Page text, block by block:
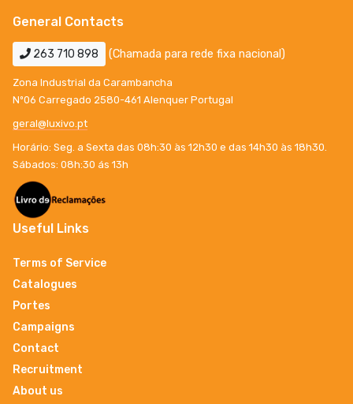
General Contacts
263 710 898 (Chamada para rede fixa nacional)
Zona Industrial da Carambancha
Nº06 Carregado 2580-461 Alenquer Portugal
geral@luxivo.pt
Horário: Seg. a Sexta das 08h:30 às 12h30 e das 14h30 às 18h30.
Sábados: 08h:30 ás 13h
Useful Links
Terms of Service
Catalogues
Portes
Campaigns
Contact
Recruitment
About us